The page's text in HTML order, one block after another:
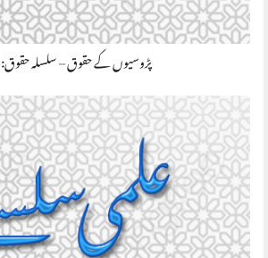
پڑوسیوں کے حقوق – سلسلہ حقوق: 15